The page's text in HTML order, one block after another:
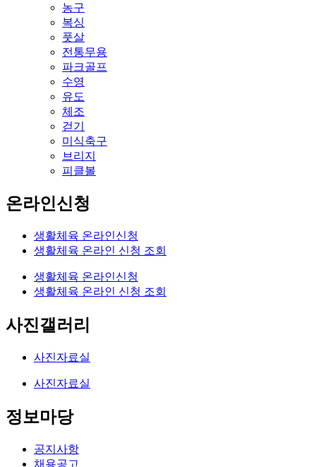
농구
복싱
풋살
전통무용
파크골프
수영
유도
체조
걷기
미식축구
브리지
피클볼
온라인신청
생활체육 온라인신청
생활체육 온라인 신청 조회
생활체육 온라인신청
생활체육 온라인 신청 조회
사진갤러리
사진자료실
사진자료실
정보마당
공지사항
채용공고